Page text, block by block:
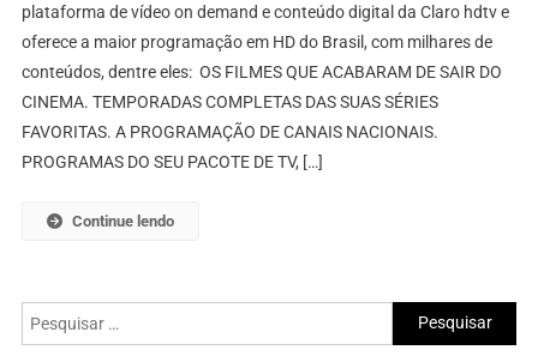
Com
Now
plataforma de vídeo on demand e conteúdo digital da Claro hdtv e
oferece a maior programação em HD do Brasil, com milhares de
conteúdos, dentre eles: OS FILMES QUE ACABARAM DE SAIR DO
CINEMA. TEMPORADAS COMPLETAS DAS SUAS SÉRIES
FAVORITAS. A PROGRAMAÇÃO DE CANAIS NACIONAIS.
PROGRAMAS DO SEU PACOTE DE TV, […]
Continue lendo
Pesquisar
por: